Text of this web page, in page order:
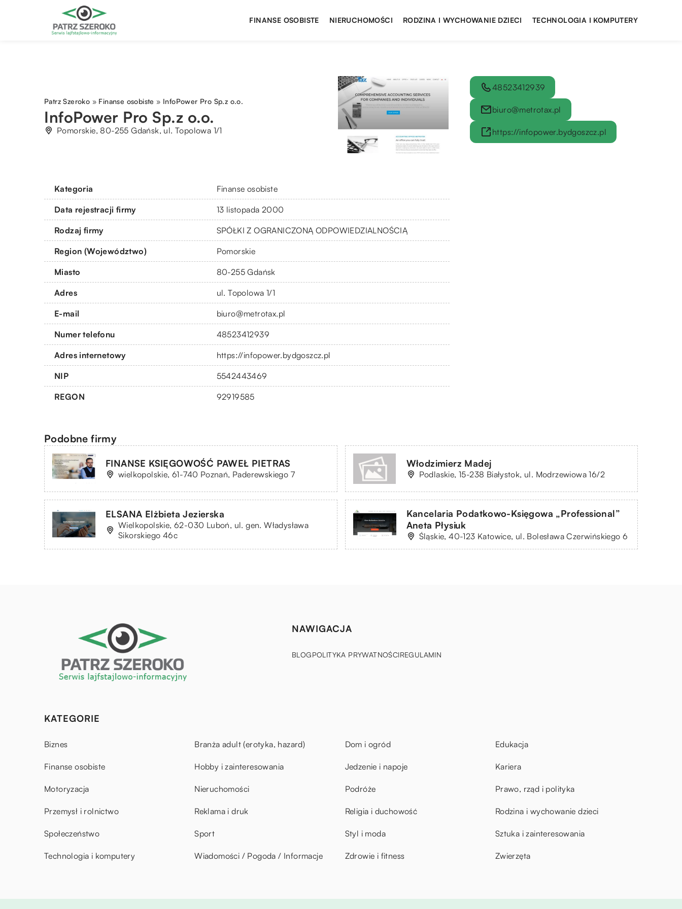
FINANSE OSOBISTE NIERUCHOMOŚCI RODZINA I WYCHOWANIE DZIECI TECHNOLOGIA I KOMPUTERY
Patrz Szeroko » Finanse osobiste » InfoPower Pro Sp.z o.o.
InfoPower Pro Sp.z o.o.
Pomorskie, 80-255 Gdańsk, ul. Topolowa 1/1
Kategoria Finanse osobiste
Data rejestracji firmy 13 listopada 2000
Rodzaj firmy SPÓŁKI Z OGRANICZONĄ ODPOWIEDZIALNOŚCIĄ
Region (Województwo) Pomorskie
Miasto 80-255 Gdańsk
Adres ul. Topolowa 1/1
E-mail biuro@metrotax.pl
Numer telefonu 48523412939
Adres internetowy https://infopower.bydgoszcz.pl
NIP 5542443469
REGON 92919585
48523412939
biuro@metrotax.pl
https://infopower.bydgoszcz.pl
Podobne firmy
FINANSE KSIĘGOWOŚĆ PAWEŁ PIETRAS
wielkopolskie, 61-740 Poznań, Paderewskiego 7
Włodzimierz Madej
Podlaskie, 15-238 Białystok, ul. Modrzewiowa 16/2
ELSANA Elżbieta Jezierska
Wielkopolskie, 62-030 Luboń, ul. gen. Władysława
Sikorskiego 46c
Kancelaria Podatkowo-Księgowa „Professional”
Aneta Płysiuk
Śląskie, 40-123 Katowice, ul. Bolesława Czerwińskiego 6
NAWIGACJA
BLOGPOLITYKA PRYWATNOŚCIREGULAMIN
KATEGORIE
Biznes Branża adult (erotyka, hazard) Dom i ogród Edukacja
Finanse osobiste Hobby i zainteresowania Jedzenie i napoje Kariera
Motoryzacja Nieruchomości Podróże Prawo, rząd i polityka
Przemysł i rolnictwo Reklama i druk Religia i duchowość Rodzina i wychowanie dzieci
Społeczeństwo Sport Styl i moda Sztuka i zainteresowania
Technologia i komputery Wiadomości / Pogoda / Informacje Zdrowie i fitness Zwierzęta